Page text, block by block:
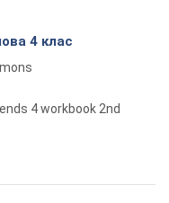
4 клас
4 workbook 2nd